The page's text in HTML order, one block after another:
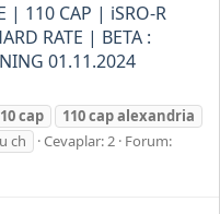
| 110 CAP | iSRO-R
RATE | BETA :
01.11.2024
cap 110capalexandria
ch Cevaplar: 2 Forum: